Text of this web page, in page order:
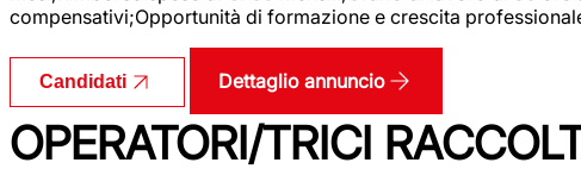
compensativi;Opportunità di formazione e crescita
Candidati Dettaglio annuncio
OPERATORI/TRICI